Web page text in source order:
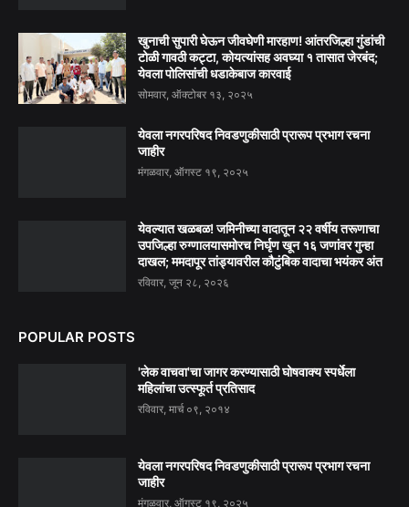
खुनाची सुपारी घेऊन जीवघेणी मारहाण! आंतरजिल्हा गुंडांची
टोळी गावठी कट्टा, कोयत्यांसह अवघ्या १ तासात जेरबंद;
येवला पोलिसांची धडाकेबाज कारवाई
सोमवार, ऑक्टोबर १३, २०२५
येवला नगरपरिषद निवडणुकीसाठी प्रारूप प्रभाग रचना
जाहीर
मंगळवार, ऑगस्ट १९, २०२५
येवल्यात खळबळ! जमिनीच्या वादातून २२ वर्षीय तरूणाचा
उपजिल्हा रुग्णालयासमोरच निर्घृण खून १६ जणांवर गुन्हा
दाखल; ममदापूर तांड्यावरील कौटुंबिक वादाचा भयंकर अंत
रविवार, जून २८, २०२६
POPULAR POSTS
'लेक वाचवा'चा जागर करण्यासाठी घोषवाक्य स्पर्धेला
महिलांचा उत्स्फूर्त प्रतिसाद
रविवार, मार्च ०९, २०१४
येवला नगरपरिषद निवडणुकीसाठी प्रारूप प्रभाग रचना
जाहीर
मंगळवार, ऑगस्ट १९, २०२५